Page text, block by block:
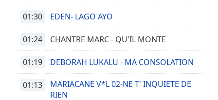
01:30 EDEN- LAGO AYO
01:24 CHANTRE MARC - QU'IL MONTE
01:19 DEBORAH LUKALU - MA CONSOLATION
01:13
MARIACANE V*L 02-NE T' INQUIETE DE
RIEN